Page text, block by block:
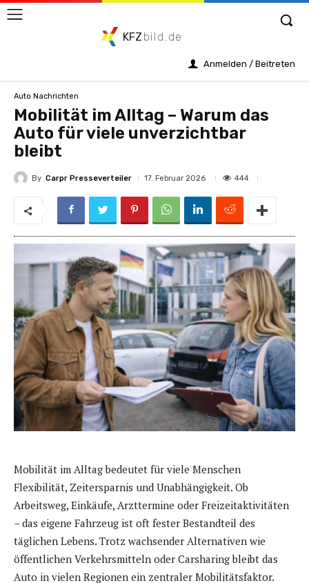
KFZ bild.de
Anmelden / Beitreten
Auto Nachrichten
Mobilität im Alltag – Warum das
Auto für viele unverzichtbar
bleibt
By Carpr Presseverteiler 17. Februar 2026 444
Mobilität im Alltag bedeutet für viele Menschen
Flexibilität, Zeitersparnis und Unabhängigkeit. Ob
Arbeitsweg, Einkäufe, Arzttermine oder Freizeitaktivitäten
– das eigene Fahrzeug ist oft fester Bestandteil des
täglichen Lebens. Trotz wachsender Alternativen wie
öffentlichen Verkehrsmitteln oder Carsharing bleibt das
Auto in vielen Regionen ein zentraler Mobilitätsfaktor.